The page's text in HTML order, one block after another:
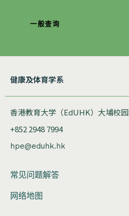
一般查询
健康及体育学系
香港教育大学（EdUHK）大埔校园
+852 2948 7994
hpe@eduhk.hk
常见问题解答
网络地图